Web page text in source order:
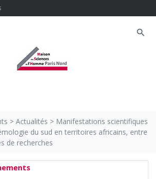
search
> Actualités > Manifestations scientifiques
du sud en territoires africains, entre
de recherches